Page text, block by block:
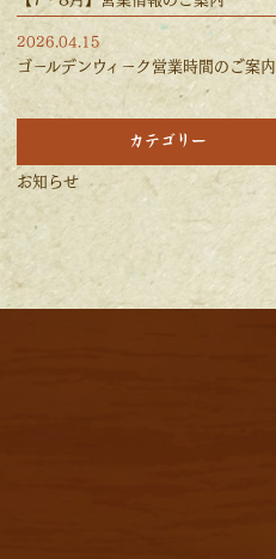
2026.04.15
ゴールデンウィーク営業時間のご案内
カテゴリー
お知らせ